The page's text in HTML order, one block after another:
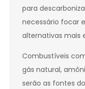
para
necessário focar
alternativas mais
Combustíveis
gás natural,
serão as fontes